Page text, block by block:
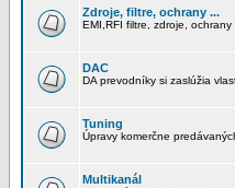
Zdroje, filtre, ochrany ...
EMI,RFI filtre, zdroje, ochrany
DAC
DA prevodníky si zaslúžia
Tuning
Úpravy komerčne
Multikanál